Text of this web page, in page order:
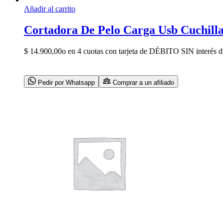
Añadir al carrito
Cortadora De Pelo Carga Usb
$ 14.900,00o en 4 cuotas con tarjeta de DÉBITO SIN interés
Pedir por Whatsapp Comprar a un afiliado